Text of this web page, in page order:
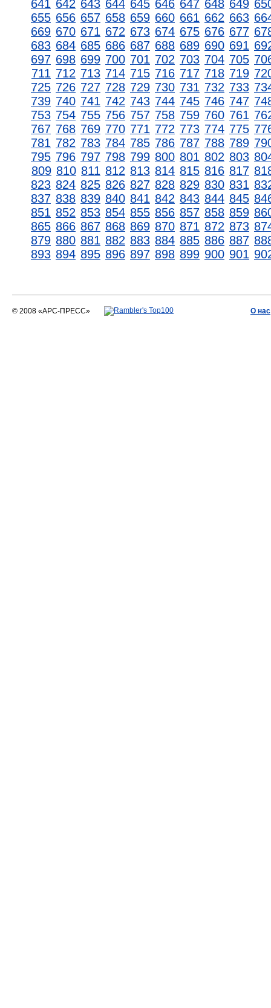
641 642 643 644 645 646 647 648 649
655 656 657 658 659 660 661 662 663
669 670 671 672 673 674 675 676 677
683 684 685 686 687 688 689 690 691
697 698 699 700 701 702 703 704 705
711 712 713 714 715 716 717 718 719
725 726 727 728 729 730 731 732 733
739 740 741 742 743 744 745 746 747
753 754 755 756 757 758 759 760 761
767 768 769 770 771 772 773 774 775
781 782 783 784 785 786 787 788 789
795 796 797 798 799 800 801 802 803
809 810 811 812 813 814 815 816 817
823 824 825 826 827 828 829 830 831
837 838 839 840 841 842 843 844 845
851 852 853 854 855 856 857 858 859
865 866 867 868 869 870 871 872 873
879 880 881 882 883 884 885 886 887
893 894 895 896 897 898 899 900 901
© 2008 «АРС-ПРЕСС»
О нас